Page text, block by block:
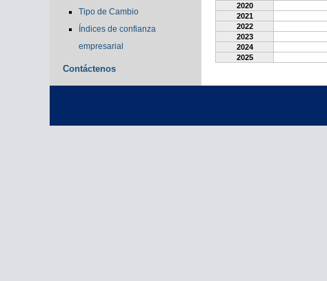
Tipo de Cambio
Índices de confianza
empresarial
Contáctenos
2020
2021
2022
2023
2024
2025